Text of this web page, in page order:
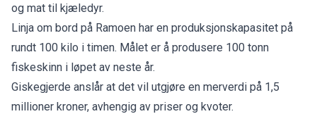
og mat til kjæledyr.
Linja om bord på Ramoen har en produksjonskapasitet på
rundt 100 kilo i timen. Målet er å produsere 100 tonn
fiskeskinn i løpet av neste år.
Giskegjerde anslår at det vil utgjøre en merverdi på 1,5
millioner kroner, avhengig av priser og kvoter.